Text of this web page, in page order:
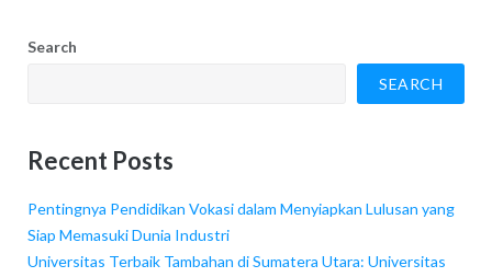
Search
SEARCH
Recent Posts
Pentingnya Pendidikan Vokasi dalam Menyiapkan Lulusan yang
Siap Memasuki Dunia Industri
Universitas Terbaik Tambahan di Sumatera Utara: Universitas